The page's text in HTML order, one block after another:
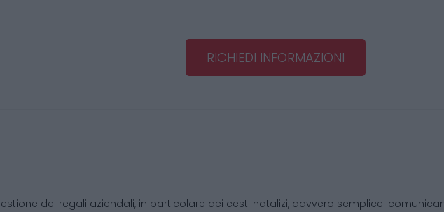
RICHIEDI INFORMAZIONI
dei regali aziendali, in particolare dei cesti natalizi, davvero semplice: